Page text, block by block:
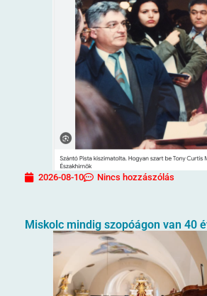
2026-08-10 Nincs hozzászólás
Miskolc mindig szopóágon van 40